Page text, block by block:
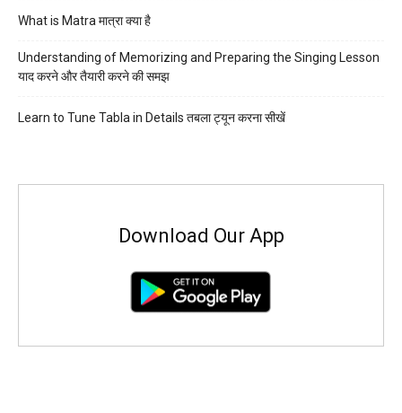
What is Matra मात्रा क्या है
Understanding of Memorizing and Preparing the Singing Lesson
याद करने और तैयारी करने की समझ
Learn to Tune Tabla in Details तबला ट्यून करना सीखें
Download Our App